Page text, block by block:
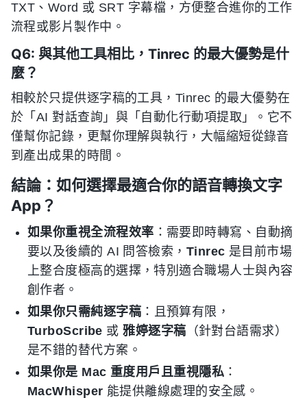
TXT、Word 或 SRT 字幕檔，方便整合進你的工作
流程或影片製作中。
Q6: 與其他工具相比，Tinrec 的最大優勢是什
麼？
相較於只提供逐字稿的工具，Tinrec 的最大優勢在
於「AI 對話查詢」與「自動化行動項提取」。它不
僅幫你記錄，更幫你理解與執行，大幅縮短從錄音
到產出成果的時間。
結論：如何選擇最適合你的語音轉換文字
App？
如果你重視全流程效率 ：需要即時轉寫、自動摘
要以及後續的 AI 問答檢索， Tinrec 是目前市場
上整合度極高的選擇，特別適合職場人士與內容
創作者。
如果你只需純逐字稿 ：且預算有限，
TurboScribe 或雅婷逐字稿 （針對台語需求）
是不錯的替代方案。
如果你是 Mac 重度用戶且重視隱私 ：
MacWhisper 能提供離線處理的安全感。